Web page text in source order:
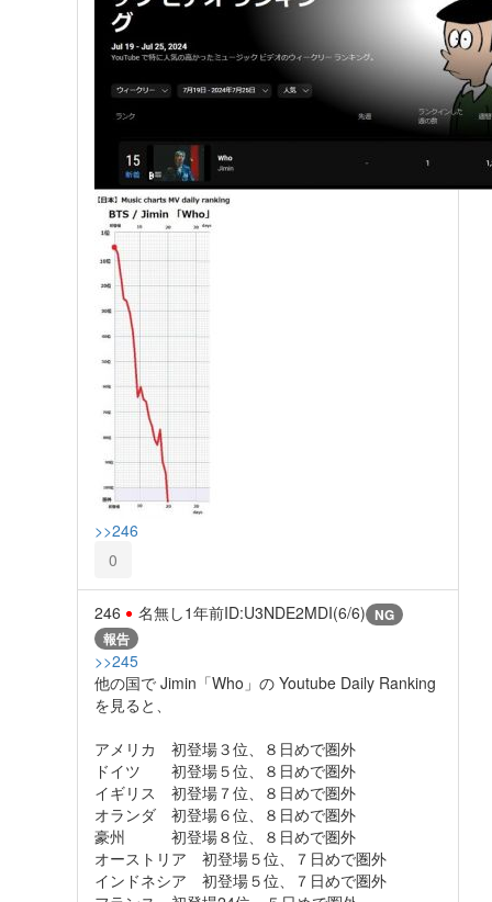
>>246
0
246 名無し1年前ID:U3NDE2MDI(6/6) NG
報告
>>245
他の国で Jimin「Who」の Youtube Daily Ranking
を見ると、
アメリカ 初登場３位、８日めで圏外
ドイツ 初登場５位、８日めで圏外
イギリス 初登場７位、８日めで圏外
オランダ 初登場６位、８日めで圏外
豪州 初登場８位、８日めで圏外
オーストリア 初登場５位、７日めで圏外
インドネシア 初登場５位、７日めで圏外